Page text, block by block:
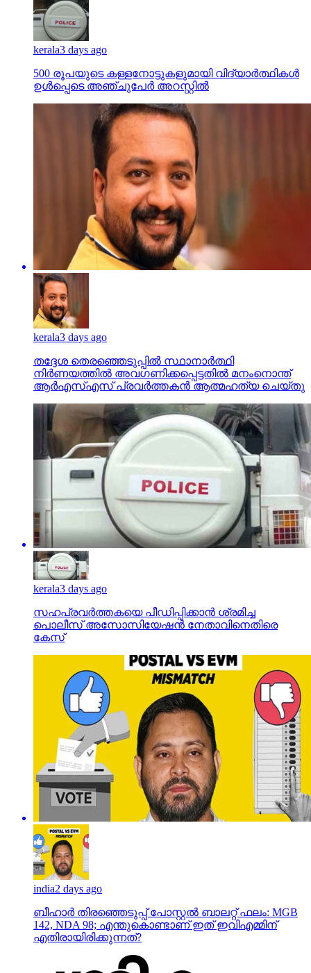
kerala3 days ago
500 രൂപയുടെ കള്ളനോട്ടുകളുമായി വിദ്യാര്‍ത്ഥികള്‍
ഉള്‍പ്പെടെ അഞ്ചുപേര്‍ അറസ്റ്റില്‍
kerala3 days ago
തദ്ദേശ തെരഞ്ഞെടുപ്പില്‍ സ്ഥാനാര്‍ത്ഥി
നിര്‍ണയത്തില്‍ അവഗണിക്കപ്പെട്ടതില്‍ മനംനൊന്ത്
ആര്‍എസ്എസ് പ്രവര്‍ത്തകന്‍ ആത്മഹത്യ ചെയ്തു
kerala3 days ago
സഹപ്രവര്‍ത്തകയെ പീഡിപ്പിക്കാന്‍ ശ്രമിച്ച
പൊലീസ് അസോസിയേഷന്‍ നേതാവിനെതിരെ
കേസ്
india2 days ago
ബീഹാർ തിരഞ്ഞെടുപ്പ് പോസ്റ്റൽ ബാലറ്റ് ഫലം: MGB
142, NDA 98; എന്തുകൊണ്ടാണ് ഇത് ഇവിഎമ്മിന്
എതിരായിരിക്കുന്നത്?